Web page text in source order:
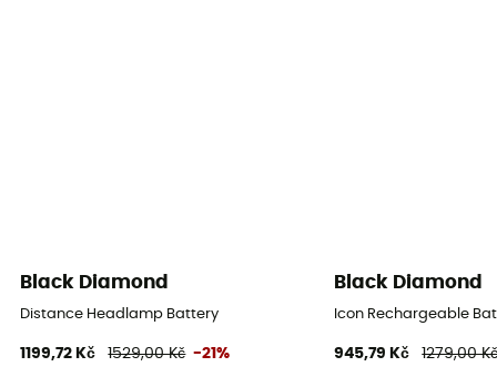
Black Diamond
Distance Headlamp Battery
1199,72 Kč 1529,00 Kč -21%
Black Diamond
Icon Rechargeable
945,79 Kč 1279,00